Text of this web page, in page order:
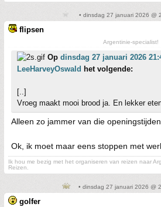
• dinsdag 27 januari 2026 @
flipsen
Argentinie-specialist!
Op dinsdag 27 januari 2026
LeeHarveyOswald het volgende:
[..]
Vroeg maakt mooi brood ja. En lekker
Alleen zo jammer van die
Ok, ik moet maar eens stoppen met
Ik hou me bezig met het organiseren van reizen naar
Reizen.
• dinsdag 27 januari 2026 @
golfer